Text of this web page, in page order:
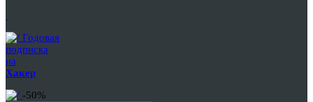
Годовая
подписка
на
Хакер
-50%